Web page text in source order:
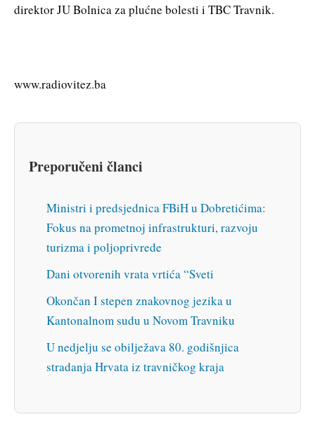
direktor JU Bolnica za plućne bolesti i TBC Travnik.
www.radiovitez.ba
Preporučeni članci
Ministri i predsjednica FBiH u Dobretićima:
Fokus na prometnoj infrastrukturi, razvoju
turizma i poljoprivrede
Dani otvorenih vrata vrtića “Sveti
Okončan I stepen znakovnog jezika u
Kantonalnom sudu u Novom Travniku
U nedjelju se obilježava 80. godišnjica
stradanja Hrvata iz travničkog kraja